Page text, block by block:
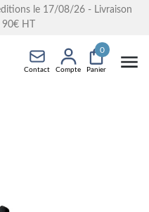
le 17/08/26 - Livraison
HT
Contact Compte Panier
0